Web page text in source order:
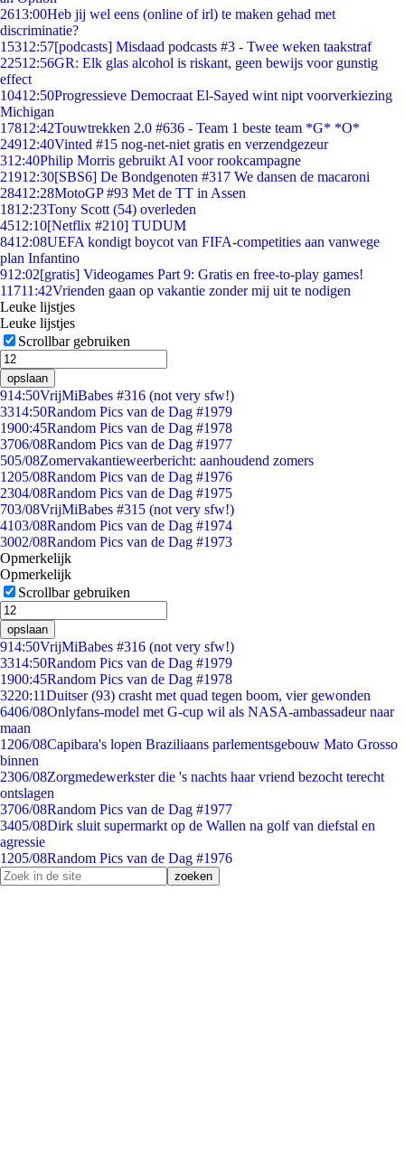
2613:00Heb jij wel eens (online of irl) te maken gehad met
discriminatie?
15312:57[podcasts] Misdaad podcasts #3 - Twee weken taakstraf
22512:56GR: Elk glas alcohol is riskant, geen bewijs voor gunstig
effect
10412:50Progressieve Democraat El-Sayed wint nipt voorverkiezing
Michigan
17812:42Touwtrekken 2.0 #636 - Team 1 beste team *G* *O*
24912:40Vinted #15 nog-net-niet gratis en verzendgezeur
312:40Philip Morris gebruikt AI voor rookcampagne
21912:30[SBS6] De Bondgenoten #317 We dansen de macaroni
28412:28MotoGP #93 Met de TT in Assen
1812:23Tony Scott (54) overleden
4512:10[Netflix #210] TUDUM
8412:08UEFA kondigt boycot van FIFA-competities aan vanwege
plan Infantino
912:02[gratis] Videogames Part 9: Gratis en free-to-play games!
11711:42Vrienden gaan op vakantie zonder mij uit te nodigen
Leuke lijstjes
Leuke lijstjes
Scrollbar gebruiken
opslaan
914:50VrijMiBabes #316 (not very sfw!)
3314:50Random Pics van de Dag #1979
1900:45Random Pics van de Dag #1978
3706/08Random Pics van de Dag #1977
505/08Zomervakantieweerbericht: aanhoudend zomers
1205/08Random Pics van de Dag #1976
2304/08Random Pics van de Dag #1975
703/08VrijMiBabes #315 (not very sfw!)
4103/08Random Pics van de Dag #1974
3002/08Random Pics van de Dag #1973
Opmerkelijk
Opmerkelijk
Scrollbar gebruiken
opslaan
914:50VrijMiBabes #316 (not very sfw!)
3314:50Random Pics van de Dag #1979
1900:45Random Pics van de Dag #1978
3220:11Duitser (93) crasht met quad tegen boom, vier gewonden
6406/08Onlyfans-model met G-cup wil als NASA-ambassadeur naar
maan
1206/08Capibara's lopen Braziliaans parlementsgebouw Mato Grosso
binnen
2306/08Zorgmedewerkster die 's nachts haar vriend bezocht terecht
ontslagen
3706/08Random Pics van de Dag #1977
3405/08Dirk sluit supermarkt op de Wallen na golf van diefstal en
agressie
1205/08Random Pics van de Dag #1976